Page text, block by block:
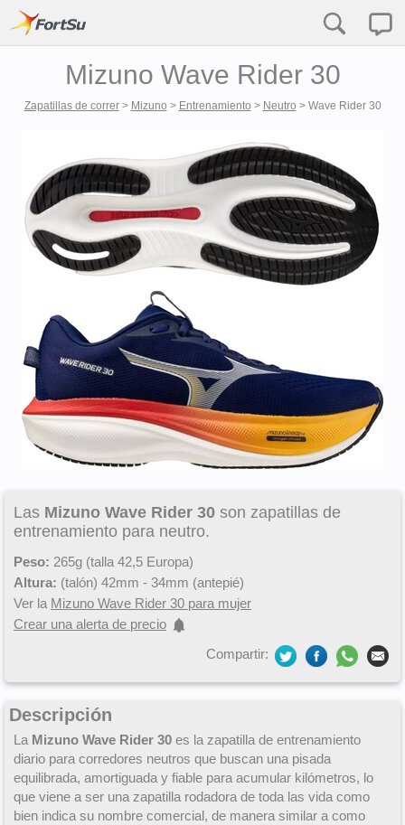
Mizuno Wave Rider 30
Zapatillas de correr> Mizuno > Entrenamiento > Neutro > Wave Rider 30
Las Mizuno Wave Rider 30 son zapatillas de
entrenamiento para neutro.
Peso: 265g (talla 42,5 Europa)
Altura: (talón) 42mm - 34mm (antepié)
Ver la Mizuno Wave Rider 30 para mujer
Crear una alerta de precio
Compartir:
Descripción
La Mizuno Wave Rider 30 es la zapatilla de entrenamiento
diario para corredores neutros que buscan una pisada
equilibrada, amortiguada y fiable para acumular kilómetros, lo
que viene a ser una zapatilla rodadora de toda las vida como
bien indica su nombre comercial, de manera similar a como